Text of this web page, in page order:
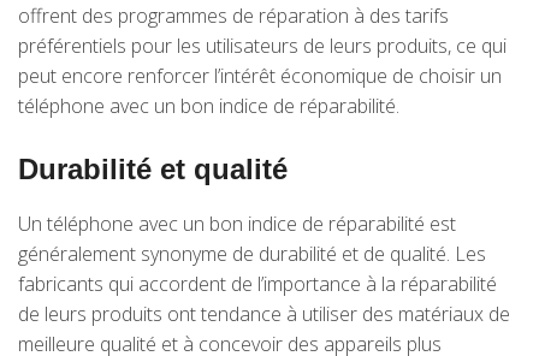
offrent des programmes de réparation à des tarifs
préférentiels pour les utilisateurs de leurs produits, ce qui
peut encore renforcer l’intérêt économique de choisir un
téléphone avec un bon indice de réparabilité.
Durabilité et qualité
Un téléphone avec un bon indice de réparabilité est
généralement synonyme de durabilité et de qualité. Les
fabricants qui accordent de l’importance à la réparabilité
de leurs produits ont tendance à utiliser des matériaux de
meilleure qualité et à concevoir des appareils plus